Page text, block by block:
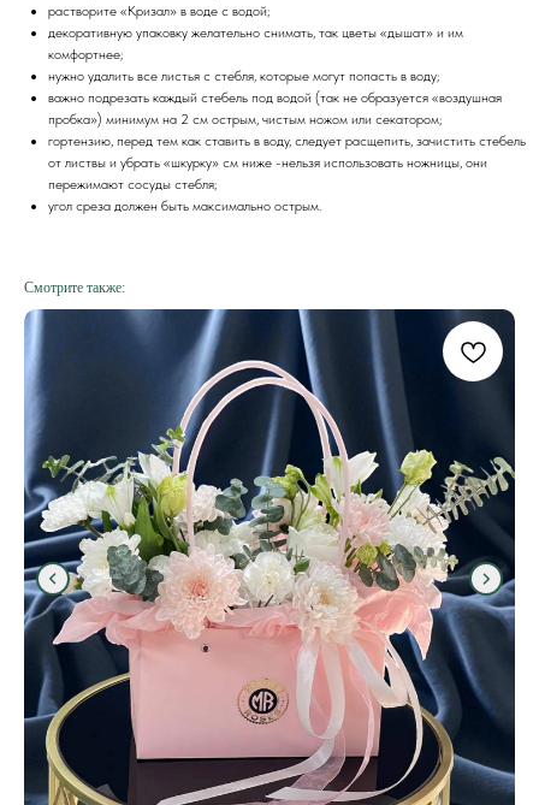
растворите «Кризал» в воде с водой;
декоративную упаковку желательно снимать, так цветы «дышат» и им
комфортнее;
нужно удалить все листья с стебля, которые могут попасть в воду;
важно подрезать каждый стебель под водой (так не образуется «воздушная
пробка») минимум на 2 см острым, чистым ножом или секатором;
гортензию, перед тем как ставить в воду, следует расщепить, зачистить стебель
от листвы и убрать «шкурку» см ниже -нельзя использовать ножницы, они
пережимают сосуды стебля;
угол среза должен быть максимально острым.
Смотрите также: